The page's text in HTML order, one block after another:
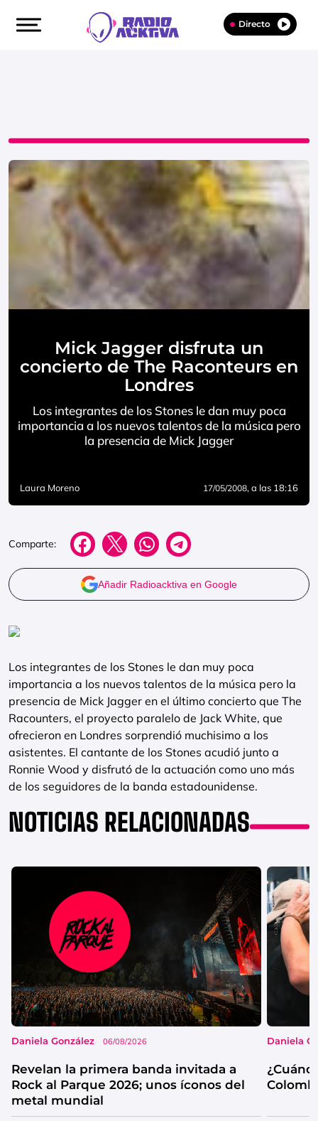
Directo
Mick Jagger disfruta un
concierto de The Raconteurs en
Londres
Los integrantes de los Stones le dan muy poca
importancia a los nuevos talentos de la música pero
la presencia de Mick Jagger
Laura Moreno 17/05/2008, a las 18:16
Comparte:
Añadir Radioacktiva en Google
Los integrantes de los Stones le dan muy poca
importancia a los nuevos talentos de la música pero la
presencia de Mick Jagger en el último concierto que The
Racounters, el proyecto paralelo de Jack White, que
ofrecieron en Londres sorprendió muchisimo a los
asistentes. El cantante de los Stones acudió junto a
Ronnie Wood y disfrutó de la actuación como uno más
de los seguidores de la banda estadounidense.
NOTICIAS RELACIONADAS
Daniela González 06/08/2026
Revelan la primera banda invitada a
Rock al Parque 2026; unos íconos del
metal mundial
Daniela